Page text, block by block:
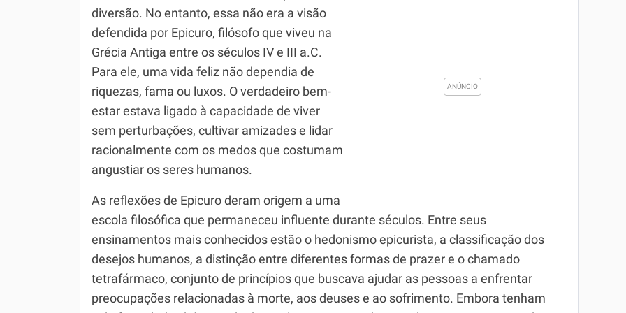
Simulador SiSUFísica
Química
Todos os Exercícios
diversão. No entanto, essa não era a visão
defendida por Epicuro, filósofo que viveu na
Grécia Antiga entre os séculos IV e III a.C.
Para ele, uma vida feliz não dependia de
riquezas, fama ou luxos. O verdadeiro bem-
estar estava ligado à capacidade de viver
sem perturbações, cultivar amizades e lidar
racionalmente com os medos que costumam
angustiar os seres humanos.
As reflexões de Epicuro deram origem a uma
escola filosófica que permaneceu influente durante séculos. Entre seus
ensinamentos mais conhecidos estão o hedonismo epicurista, a classificação dos
desejos humanos, a distinção entre diferentes formas de prazer e o chamado
tetrafármaco, conjunto de princípios que buscava ajudar as pessoas a enfrentar
preocupações relacionadas à morte, aos deuses e ao sofrimento. Embora tenham